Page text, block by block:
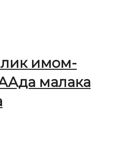
имом-
малака